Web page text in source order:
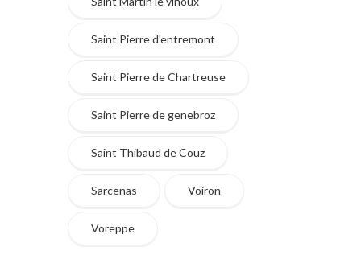
Saint Pierre d'entremont
Saint Pierre de Chartreuse
Saint Pierre de genebroz
Saint Thibaud de Couz
Sarcenas Voiron
Voreppe